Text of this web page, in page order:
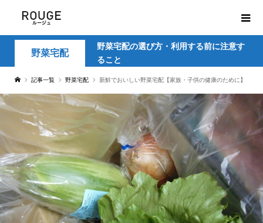
野菜宅配
野菜宅配の選び方・利用する前に注意す
ること
記事一覧 野菜宅配 新鮮でおいしい野菜宅配【家族・子供の健康のために】